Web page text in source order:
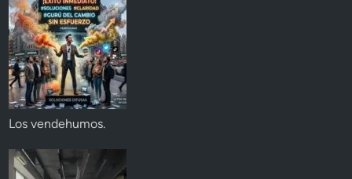
Los vendehumos.